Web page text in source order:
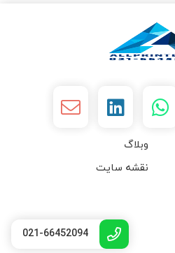
وبلاگ
نقشه سایت
021-66452094